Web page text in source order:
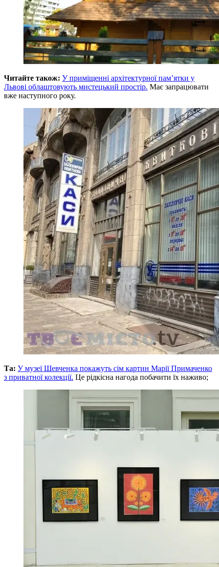
Читайте також: У приміщенні архітектурної пам’ятки у
Львові облаштовують мистецький простір. Має запрацювати
вже наступного року.
Та: У музеї Шевченка покажуть сім картин Марії Примаченко
з приватної колекції. Це рідкісна нагода побачити їх наживо;